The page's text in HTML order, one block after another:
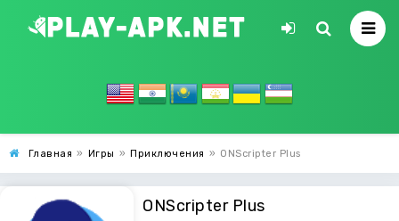
Главная » Игры » Приключения » ONScripter Plus
ONScripter Plus